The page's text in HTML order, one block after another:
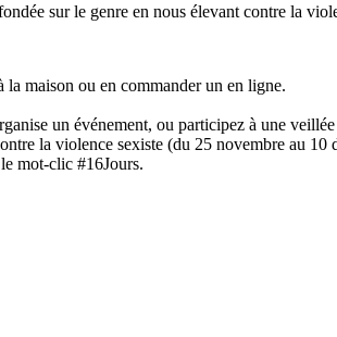
sur le genre en nous élevant contre la
maison ou en commander un en ligne.
un événement, ou participez à une
la violence sexiste (du 25 novembre au
mot-clic #16Jours.